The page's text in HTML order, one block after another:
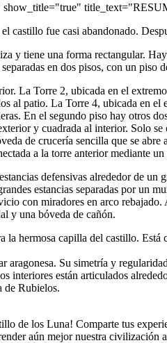
show_title="true"
fue casi abandonado.
y tiene una forma rectangular.
en dos pisos, con un piso
La Torre 2, ubicada en el
al patio. La Torre 4, ubicada en
En el segundo piso hay otros
y cuadrada al interior. Solo
de crucería sencilla que se
a la torre anterior mediante
defensivas alrededor de
estancias separadas por un
con miradores en arco
y una bóveda de cañón.
la hermosa capilla del castillo.
Su simetría y
están articulados
de Rubielos.
de los Luna! Comparte tus
aún mejor nuestra civilización